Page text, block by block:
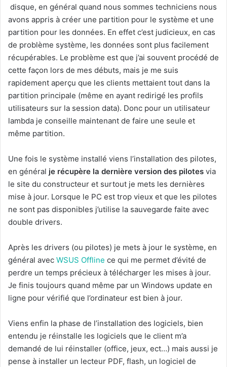
disque, en général quand nous sommes techniciens nous
avons appris à créer une partition pour le système et une
partition pour les données. En effet c’est judicieux, en cas
de problème système, les données sont plus facilement
récupérables. Le problème est que j’ai souvent procédé de
cette façon lors de mes débuts, mais je me suis
rapidement aperçu que les clients mettaient tout dans la
partition principale (même en ayant redirigé les profils
utilisateurs sur la session data). Donc pour un utilisateur
lambda je conseille maintenant de faire une seule et
même partition.
Une fois le système installé viens l’installation des pilotes,
en général je récupère la dernière version des pilotes via
le site du constructeur et surtout je mets les dernières
mise à jour. Lorsque le PC est trop vieux et que les pilotes
ne sont pas disponibles j’utilise la sauvegarde faite avec
double drivers.
Après les drivers (ou pilotes) je mets à jour le système, en
général avec WSUS Offline ce qui me permet d’évité de
perdre un temps précieux à télécharger les mises à jour.
Je finis toujours quand même par un Windows update en
ligne pour vérifié que l’ordinateur est bien à jour.
Viens enfin la phase de l’installation des logiciels, bien
entendu je réinstalle les logiciels que le client m’a
demandé de lui réinstaller (office, jeux, ect…) mais aussi je
pense à installer un lecteur PDF, flash, un logiciel de